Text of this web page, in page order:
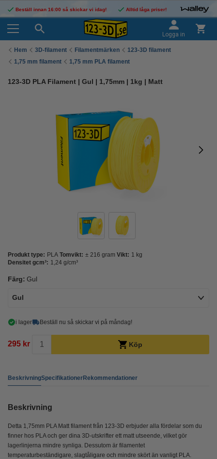
Beställ innan 16:00 så skickar vi idag! Alltid låga priser!
Logga in
Hem 3D-filament Filamentmärken
123-3D filament
1,75 mm filament
1,75 mm PLA filament
123-3D PLA Filament | Gul | 1,75mm | 1kg | Matt
Produkt type: PLA Tomvikt: ± 216 gram Vikt: 1 kg
Densitet gcm³: 1,24 g/cm³
Färg: Gul
Gul
i lager Beställ nu så skickar vi på måndag!
295 kr Köp
BeskrivningSpecifikationerRekommendationer
Beskrivning
Detta 1,75mm PLA Matt filament från 123-3D erbjuder alla fördelar som du
finner hos PLA och ger dina 3D-utskrifter ett matt utseende, vilket gör
lagerlinjerna mindre synliga. Dessutom är filamentet
temperaturbeständigare, slagtåligare och mindre skört än vanligt PLA.